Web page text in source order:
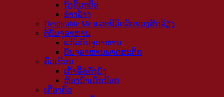
ຖັງຂີ້ເຫຍື້ອ
ອ່າງລ້າງ
Despicable Me ແລະຊີວິດລັບຂອງສັດລ້ຽງ
ຕູ້ບັນຈຸອາຫານ
ແກ້ວບັນຈຸອາຫານ
ບັນຈຸອາຫານພາດສະຕິກ
ຄົວເຮືອນ
ເກົ້າອີ້&ຕັ່ງນັ່ງ
ຫ້ອງນໍ້າເດັກນ້ອຍ
ເຄື່ອງຄົວ